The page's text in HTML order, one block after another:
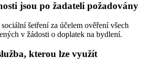
jsou po žadateli požadovány
šetření za účelem ověření všech
v žádosti o doplatek na bydlení.
kterou lze využít